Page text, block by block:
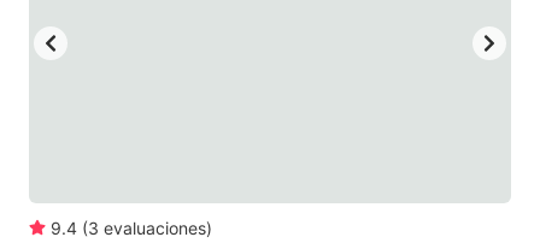
9.4 (3 evaluaciones)